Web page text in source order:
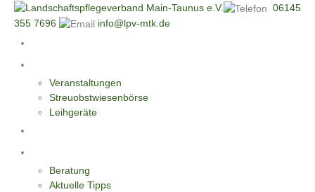
06145
355 7696
info@lpv-mtk.de
Veranstaltungen
Streuobstwiesenbörse
Leihgeräte
Beratung
Aktuelle Tipps